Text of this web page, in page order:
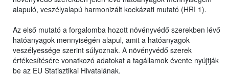
alapuló, veszélyalapú harmonizált kockázati mutató (HRI 1).
Az első mutató a forgalomba hozott növényvédő szerekben lévő
hatóanyagok mennyiségén alapul, amit a hatóanyagok
veszélyessége szerint súlyoznak. A növényvédő szerek
értékesítésére vonatkozó adatokat a tagállamok évente nyújtják
be az EU Statisztikai Hivatalának.